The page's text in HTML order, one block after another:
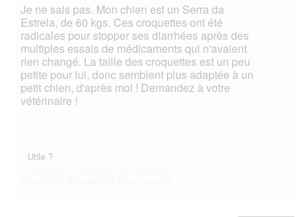
Je ne sais pas. Mon chien est un Serra da
Estrela, de 60 kgs. Ces croquettes ont été
radicales pour stopper ses diarrhées après des
multiples essais de médicaments qui n'avaient
rien changé. La taille des croquettes est un peu
petite pour lui, donc semblent plus adaptée à un
petit chien, d'après moi ! Demandez à votre
vétérinaire !
Utile ?